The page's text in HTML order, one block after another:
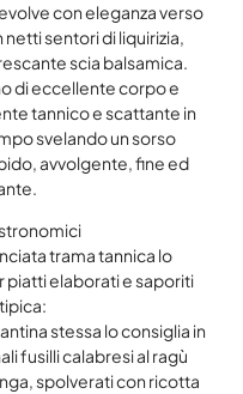
con eleganza verso
sentori di liquirizia,
scia balsamica.
di eccellente corpo e
tannico e scattante in
svelando un sorso
avvolgente, fine ed
trama tannica lo
piatti elaborati e saporiti
stessa lo consiglia in
fusilli calabresi al ragù
spolverati con ricotta